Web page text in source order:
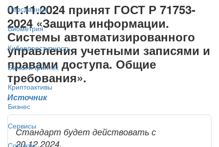
Персданные
Биометрия
Киберпреступность
Банки и финтех
Криптоактивы
Бизнес
Сервисы
Соцсети
01.11.2024 принят ГОСТ Р 71753-
2024 «Защита информации.
Системы автоматизированного
управления учетными записями и
правами доступа. Общие
требования».
Источник
Стандарт будет действовать с
20.12.2024.